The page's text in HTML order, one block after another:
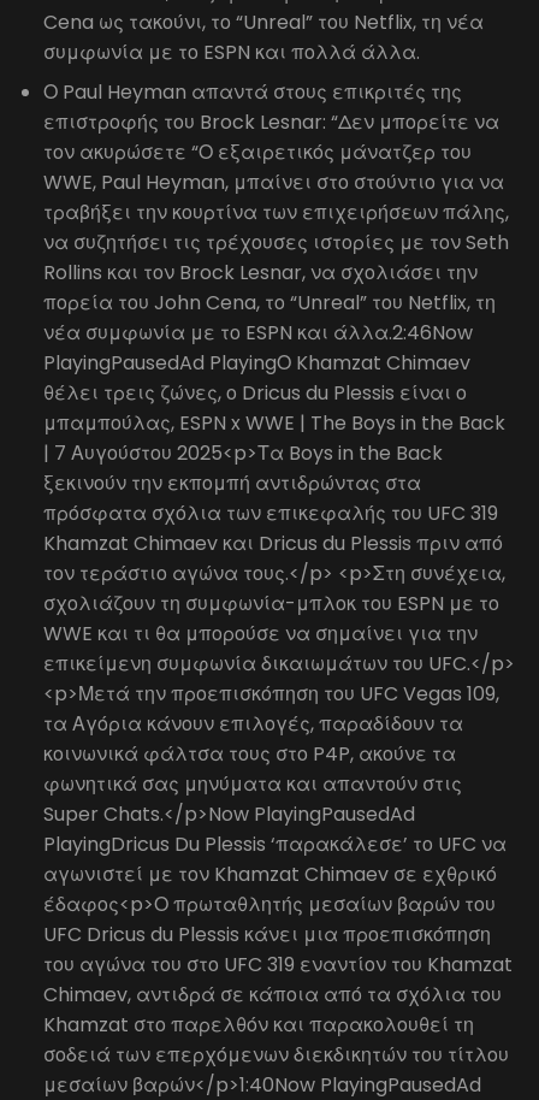
Cena ως τακούνι, το “Unreal” του Netflix, τη νέα
συμφωνία με το ESPN και πολλά άλλα.
Ο Paul Heyman απαντά στους επικριτές της
επιστροφής του Brock Lesnar: “Δεν μπορείτε να
τον ακυρώσετε “Ο εξαιρετικός μάνατζερ του
WWE, Paul Heyman, μπαίνει στο στούντιο για να
τραβήξει την κουρτίνα των επιχειρήσεων πάλης,
να συζητήσει τις τρέχουσες ιστορίες με τον Seth
Rollins και τον Brock Lesnar, να σχολιάσει την
πορεία του John Cena, το “Unreal” του Netflix, τη
νέα συμφωνία με το ESPN και άλλα.2:46Now
PlayingPausedAd PlayingΟ Khamzat Chimaev
θέλει τρεις ζώνες, ο Dricus du Plessis είναι ο
μπαμπούλας, ESPN x WWE | The Boys in the Back
| 7 Αυγούστου 2025<p>Τα Boys in the Back
ξεκινούν την εκπομπή αντιδρώντας στα
πρόσφατα σχόλια των επικεφαλής του UFC 319
Khamzat Chimaev και Dricus du Plessis πριν από
τον τεράστιο αγώνα τους.</p> <p>Στη συνέχεια,
σχολιάζουν τη συμφωνία-μπλοκ του ESPN με το
WWE και τι θα μπορούσε να σημαίνει για την
επικείμενη συμφωνία δικαιωμάτων του UFC.</p>
<p>Μετά την προεπισκόπηση του UFC Vegas 109,
τα Αγόρια κάνουν επιλογές, παραδίδουν τα
κοινωνικά φάλτσα τους στο P4P, ακούνε τα
φωνητικά σας μηνύματα και απαντούν στις
Super Chats.</p>Now PlayingPausedAd
PlayingDricus Du Plessis ‘παρακάλεσε’ το UFC να
αγωνιστεί με τον Khamzat Chimaev σε εχθρικό
έδαφος<p>Ο πρωταθλητής μεσαίων βαρών του
UFC Dricus du Plessis κάνει μια προεπισκόπηση
του αγώνα του στο UFC 319 εναντίον του Khamzat
Chimaev, αντιδρά σε κάποια από τα σχόλια του
Khamzat στο παρελθόν και παρακολουθεί τη
σοδειά των επερχόμενων διεκδικητών του τίτλου
μεσαίων βαρών</p>1:40Now PlayingPausedAd